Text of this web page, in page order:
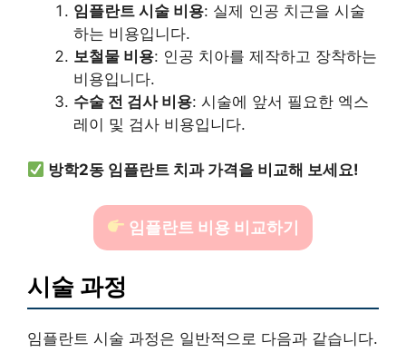
임플란트 시술 비용: 실제 인공 치근을 시술
하는 비용입니다.
보철물 비용: 인공 치아를 제작하고 장착하는
비용입니다.
수술 전 검사 비용: 시술에 앞서 필요한 엑스
레이 및 검사 비용입니다.
방학2동 임플란트 치과 가격을 비교해 보세요!
임플란트 비용 비교하기
시술 과정
임플란트 시술 과정은 일반적으로 다음과 같습니다.